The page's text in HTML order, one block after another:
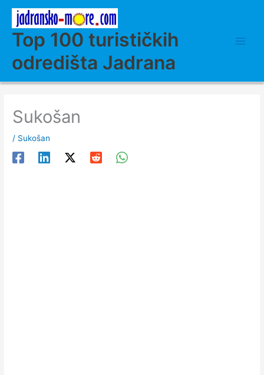
contentTop 100 turističkih
odredišta Jadrana
Sukošan
/ Sukošan